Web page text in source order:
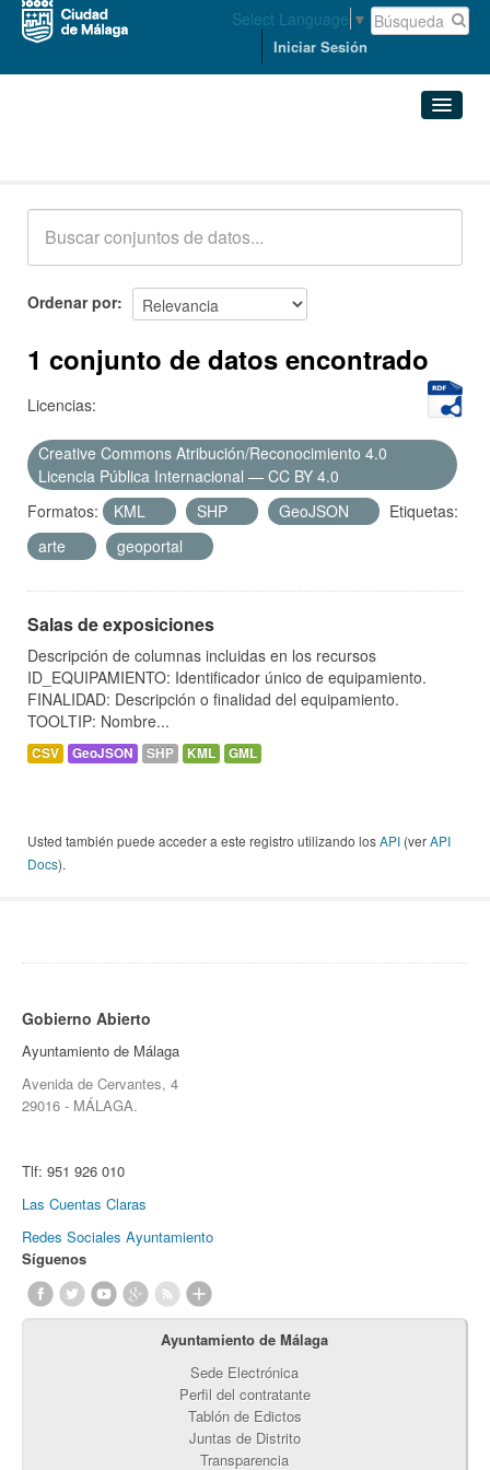
Select Language ▼
Iniciar Sesión
Acerca de
Ordenar por
1 conjunto de datos encontrado
Licencias:
Creative Commons Atribución/Reconocimiento 4.0
Licencia Pública Internacional — CC BY 4.0
Formatos:
KML SHP GeoJSON
Etiquetas:
arte
geoportal
Salas de exposiciones
Descripción de columnas incluidas en los recursos
ID_EQUIPAMIENTO: Identificador único de equipamiento.
FINALIDAD: Descripción o finalidad del equipamiento.
TOOLTIP: Nombre...
CSV GeoJSON SHP KML GML
Usted también puede acceder a este registro utilizando losAPI (verAPI
Docs).
Gobierno Abierto
Ayuntamiento de Málaga
Avenida de Cervantes, 4
29016 - MÁLAGA.
Tlf: 951 926 010
Las Cuentas Claras
Redes Sociales Ayuntamiento
Síguenos
Ayuntamiento de Málaga
Sede Electrónica
Perfil del contratante
Tablón de Edictos
Juntas de Distrito
Transparencia